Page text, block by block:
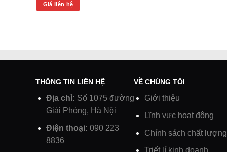
Giá liên hệ
THÔNG TIN LIÊN HỆ
Địa chỉ: Số 1075 đường
Giải Phóng, Hà Nội
Điện thoại: 090 223
8836
VỀ CHÚNG TÔI
Giới thiệu
Lĩnh vực hoạt động
Chính sách chất lượng